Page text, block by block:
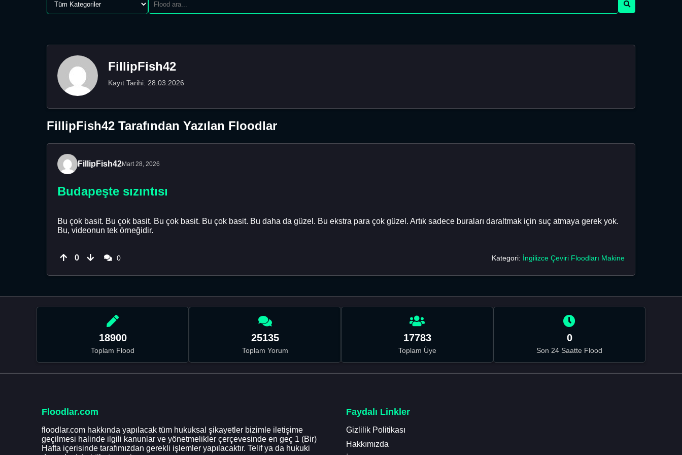
FillipFish42
Kayıt Tarihi: 28.03.2026
FillipFish42 Tarafından Yazılan Floodlar
FillipFish42Mart 28, 2026
Budapeşte sızıntısı
Bu çok basit. Bu çok basit. Bu çok basit. Bu çok basit. Bu daha da güzel. Bu ekstra para çok güzel. Artık sadece buraları daraltmak için suç atmaya gerek yok.
Bu, videonun tek örneğidir.
0 0 Kategori: İngilizce Çeviri Floodları Makine
18900
Toplam Flood
25135
Toplam Yorum
17783
Toplam Üye
0
Son 24 Saatte Flood
Floodlar.com
floodlar.com hakkında yapılacak tüm hukuksal şikayetler bizimle iletişime
geçilmesi halinde ilgili kanunlar ve yönetmelikler çerçevesinde en geç 1 (Bir)
Hafta içerisinde tarafımızdan gerekli işlemler yapılacaktır. Telif ya da hukuki
Faydalı Linkler
Gizlilik Politikası
Hakkımızda